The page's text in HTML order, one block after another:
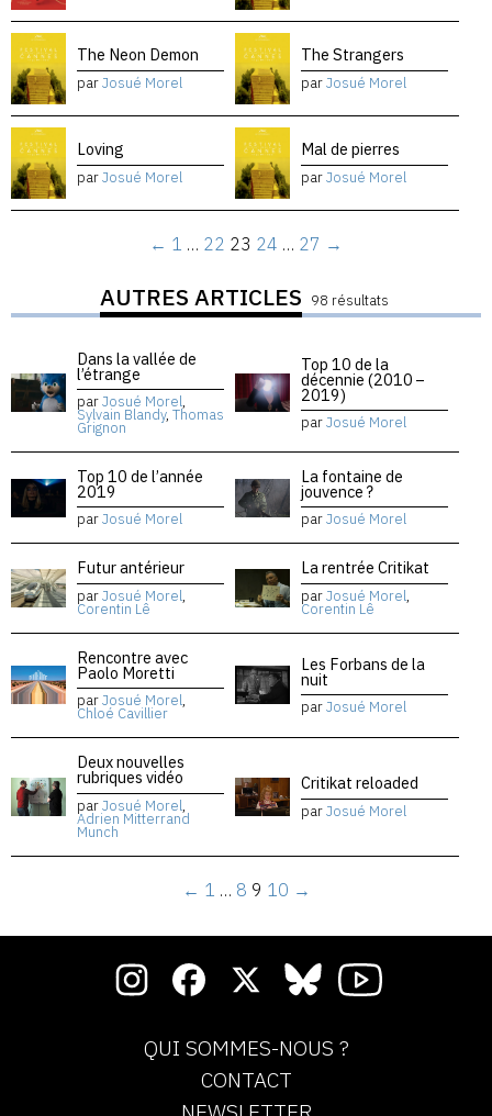
The Neon Demon
parJosué Morel
The Strangers
parJosué Morel
Loving
parJosué Morel
Mal de pierres
parJosué Morel
← 1 … 22 23 24 … 27 →
AUTRES ARTICLES 98 résultats
Dans la vallée de
l’étrange
parJosué Morel,
Sylvain Blandy, Thomas
Grignon
Top 10 de la
décennie (2010 –
2019)
parJosué Morel
Top 10 de l’année
2019
parJosué Morel
La fontaine de
jouvence ?
parJosué Morel
Futur antérieur
parJosué Morel,
Corentin Lê
La rentrée Critikat
parJosué Morel,
Corentin Lê
Rencontre avec
Paolo Moretti
parJosué Morel,
Chloé Cavillier
Les Forbans de la
nuit
parJosué Morel
Deux nouvelles
rubriques vidéo
parJosué Morel,
Adrien Mitterrand
Munch
Critikat reloaded
parJosué Morel
← 1 … 8 9 10 →
QUI SOMMES-NOUS ?
CONTACT